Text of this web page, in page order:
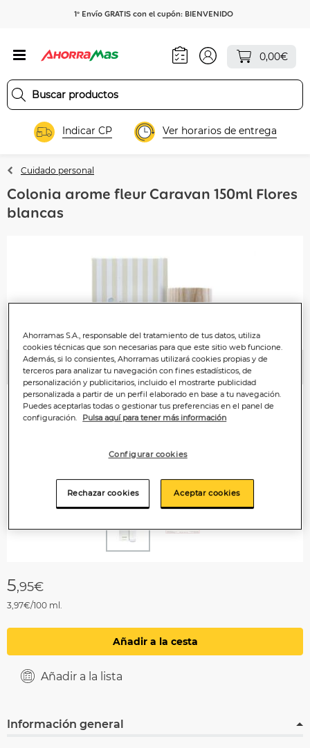
1º Envío GRATIS con el cupón: BIENVENIDO
0,00€
Indicar CP Ver horarios de entrega
Cuidado personal
Colonia arome fleur Caravan 150ml Flores
blancas
Anterior
5,95€
3,97€/100 ml.
Añadir a la cesta
Añadir a la lista
Información general
Ahorramas S.A., responsable del tratamiento de tus datos, utiliza
cookies técnicas que son necesarias para que este sitio web funcione.
Además, si lo consientes, Ahorramas utilizará cookies propias y de
terceros para analizar tu navegación con fines estadísticos, de
personalización y publicitarios, incluido el mostrarte publicidad
personalizada a partir de un perfil elaborado en base a tu navegación.
Puedes aceptarlas todas o gestionar tus preferencias en el panel de
configuración.
Pulsa aquí para tener más información
Configurar cookies
Rechazar cookies Aceptar cookies